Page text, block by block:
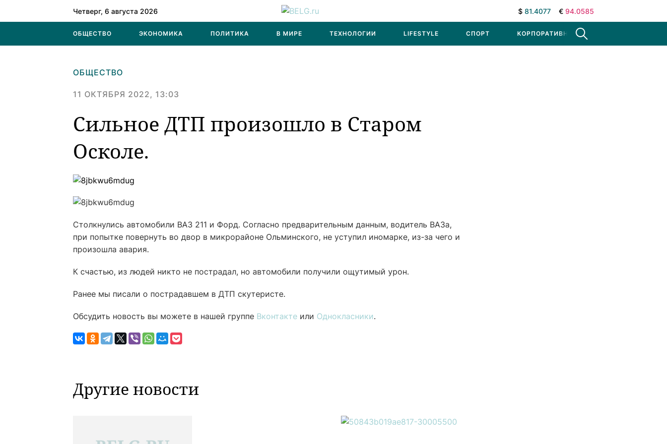
Четверг, 6 августа 2026 $ 81.4077 € 94.0585
ОБЩЕСТВО ЭКОНОМИКА ПОЛИТИКА В МИРЕ ТЕХНОЛОГИИ LIFESTYLE СПОРТ КОРПОРАТИВНЫЕ НОВОСТИ
ОБЩЕСТВО
11 ОКТЯБРЯ 2022, 13:03
Сильное ДТП произошло в Старом
Осколе.
Столкнулись автомобили ВАЗ 211 и Форд. Согласно предварительным данным, водитель ВАЗа,
при попытке повернуть во двор в микрорайоне Ольминского, не уступил иномарке, из-за чего и
произошла авария.
К счастью, из людей никто не пострадал, но автомобили получили ощутимый урон.
Ранее мы писали о пострадавшем в ДТП скутеристе.
Обсудить новость вы можете в нашей группе Вконтакте или Однокласники.
Другие новости